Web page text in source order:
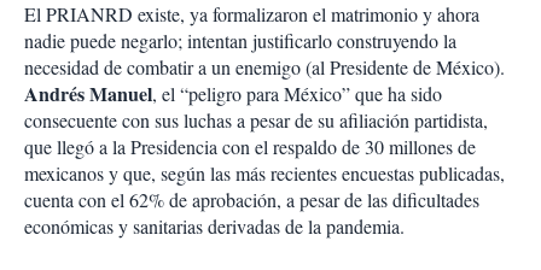
El PRIANRD existe, ya formalizaron el matrimonio y ahora
nadie puede negarlo; intentan justificarlo construyendo la
necesidad de combatir a un enemigo (al Presidente de México).
Andrés Manuel, el “peligro para México” que ha sido
consecuente con sus luchas a pesar de su afiliación partidista,
que llegó a la Presidencia con el respaldo de 30 millones de
mexicanos y que, según las más recientes encuestas publicadas,
cuenta con el 62% de aprobación, a pesar de las dificultades
económicas y sanitarias derivadas de la pandemia.